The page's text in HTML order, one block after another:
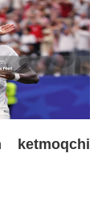
ketmoqchi